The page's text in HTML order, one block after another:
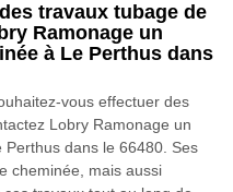
travaux tubage de
Ramonage un
à Le Perthus dans
vous effectuer des
Lobry Ramonage un
dans le 66480. Ses
cheminée, mais aussi